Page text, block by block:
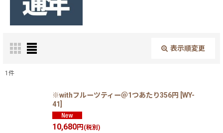
表示順変更
1 件
※withフルーツティー＠1つあたり356円 WY-
41
10,680円 (税別)